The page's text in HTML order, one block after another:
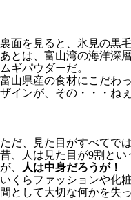
裏面を見ると、氷見の黒
あとは、富山湾の海洋深
ムギパウダーだ。
富山県産の食材にこだわ
ザインが、その・・・ね
ただ、見た目がすべてで
昔、人は見た目が9割と
が、
人は中身だろうが！
いくらファッションや化
間として大切な何かを失